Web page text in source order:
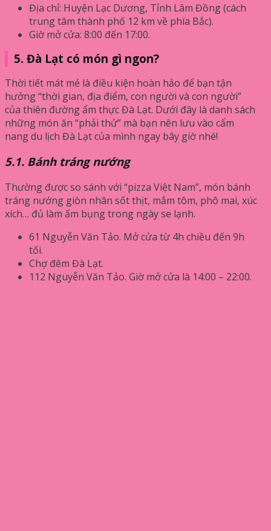
Địa chỉ: Huyện Lạc Dương, Tỉnh Lâm Đồng (cách
trung tâm thành phố 12 km về phía Bắc).
Giờ mở cửa: 8:00 đến 17:00.
5. Đà Lạt có món gì ngon?
Thời tiết mát mẻ là điều kiện hoàn hảo để bạn tận
hưởng “thời gian, địa điểm, con người và con người”
của thiên đường ẩm thực Đà Lạt. Dưới đây là danh sách
những món ăn “phải thử” mà bạn nên lưu vào cẩm
nang du lịch Đà Lạt của mình ngay bây giờ nhé!
5.1. Bánh tráng nướng
Thường được so sánh với “pizza Việt Nam”, món bánh
tráng nướng giòn nhân sốt thịt, mắm tôm, phô mai, xúc
xích… đủ làm ấm bụng trong ngày se lạnh.
61 Nguyễn Văn Tảo. Mở cửa từ 4h chiều đến 9h
tối.
Chợ đêm Đà Lạt.
112 Nguyễn Văn Tảo. Giờ mở cửa là 14:00 – 22:00.